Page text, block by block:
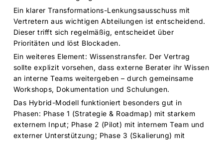
Ein klarer Transformations-Lenkungsausschuss mit
Vertretern aus wichtigen Abteilungen ist entscheidend.
Dieser trifft sich regelmäßig, entscheidet über
Prioritäten und löst Blockaden.
Ein weiteres Element: Wissenstransfer. Der Vertrag
sollte explizit vorsehen, dass externe Berater ihr Wissen
an interne Teams weitergeben – durch gemeinsame
Workshops, Dokumentation und Schulungen.
Das Hybrid-Modell funktioniert besonders gut in
Phasen: Phase 1 (Strategie & Roadmap) mit starkem
externem Input; Phase 2 (Pilot) mit internem Team und
externer Unterstützung; Phase 3 (Skalierung) mit